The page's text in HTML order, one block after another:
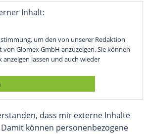
Inhalt:
um den von unserer Redaktion
Glomex GmbH anzuzeigen. Sie können
anzeigen lassen und auch wieder
dass mir externe Inhalte
können personenbezogene